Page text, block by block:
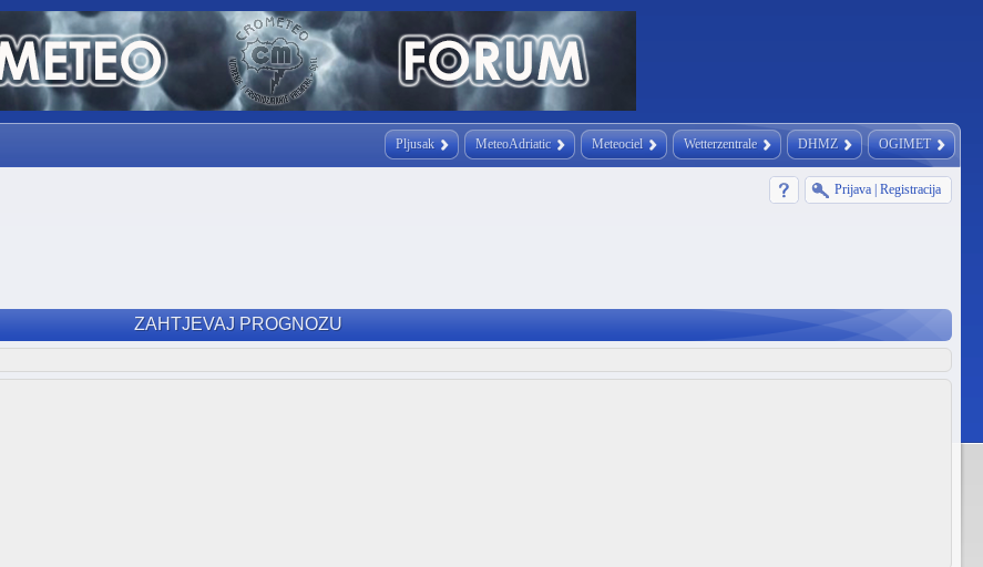
Pljusak MeteoAdriatic Meteociel Wetterzentrale DHMZ OGIMET
Prijava Registracija
ZAHTJEVAJ PROGNOZU